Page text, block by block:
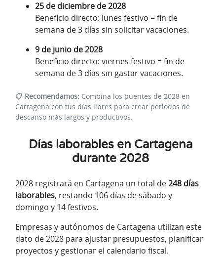
25 de diciembre de 2028
Beneficio directo: lunes festivo = fin de
semana de 3 días sin solicitar vacaciones.
9 de junio de 2028
Beneficio directo: viernes festivo = fin de
semana de 3 días sin gastar vacaciones.
📋 Recomendamos: Combina los puentes de 2028 en
Cartagena con tus días libres para crear periodos de
descanso más largos y productivos.
Días laborables en Cartagena
durante 2028
2028 registrará en Cartagena un total de248 días
laborables, restando 106 días de sábado y
domingo y 14 festivos.
Empresas y autónomos de Cartagena utilizan este
dato de 2028 para ajustar presupuestos, planificar
proyectos y gestionar el calendario fiscal.